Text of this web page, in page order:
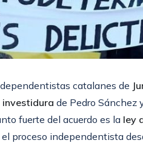
catalanes de
investidura de Pedro Sánchez
fuerte del acuerdo es la ley
proceso independentista